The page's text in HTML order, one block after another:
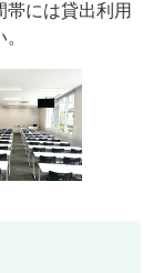
には貸出利用